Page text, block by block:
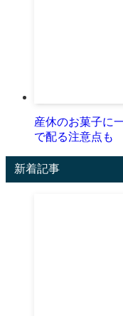
産休のお菓子に
で配る注意点も
新着記事